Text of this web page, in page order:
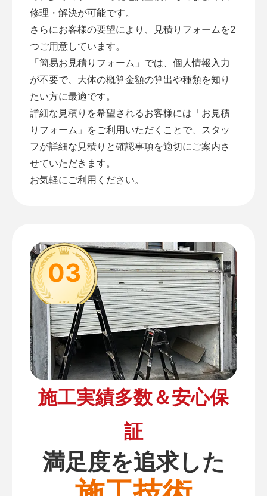
修理・解決が可能です。
さらにお客様の要望により、見積りフォームを2
つご用意しています。
「簡易お見積りフォーム 」では、個人情報入力
が不要で、大体の概算金額の算出や種類を知り
たい方に最適です。
詳細な見積りを希望されるお客様には「お見積
りフォーム 」をご利用いただくことで、スタッ
フが詳細な見積りと確認事項を適切にご案内さ
せていただきます。
お気軽にご利用ください。
03
施工実績多数＆安心保
証
満足度を追求した